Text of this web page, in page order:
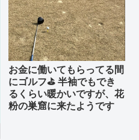
お金に働いてもらってる間
にゴルフ⛳️ 半袖でもでき
るくらい暖かいですが、花
粉の巣窟に来たようです